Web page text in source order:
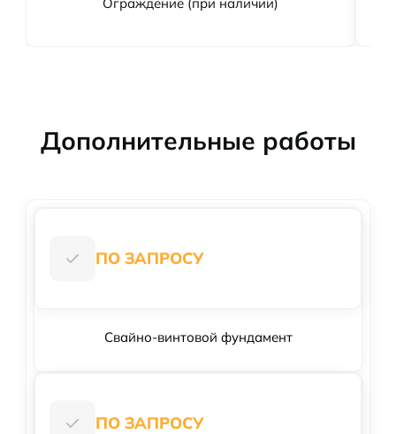
Дополнительные работы
ПО ЗАПРОСУ
Свайно-винтовой фундамент
ПО ЗАПРОСУ